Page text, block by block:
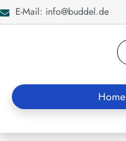
Zur Suche springen
E-Mail: info@buddel.de
Home